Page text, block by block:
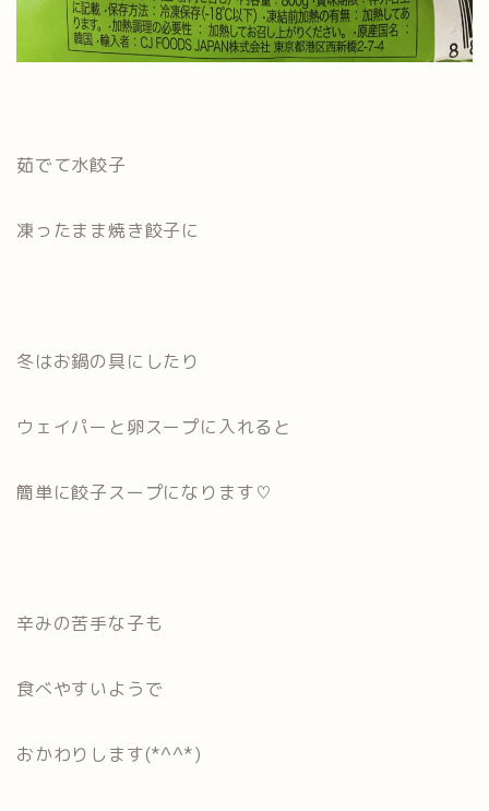
茹でて水餃子
凍ったまま焼き餃子に
冬はお鍋の具にしたり
ウェイパーと卵スープに入れると
簡単に餃子スープになります♡
辛みの苦手な子も
食べやすいようで
おかわりします(*^^*)